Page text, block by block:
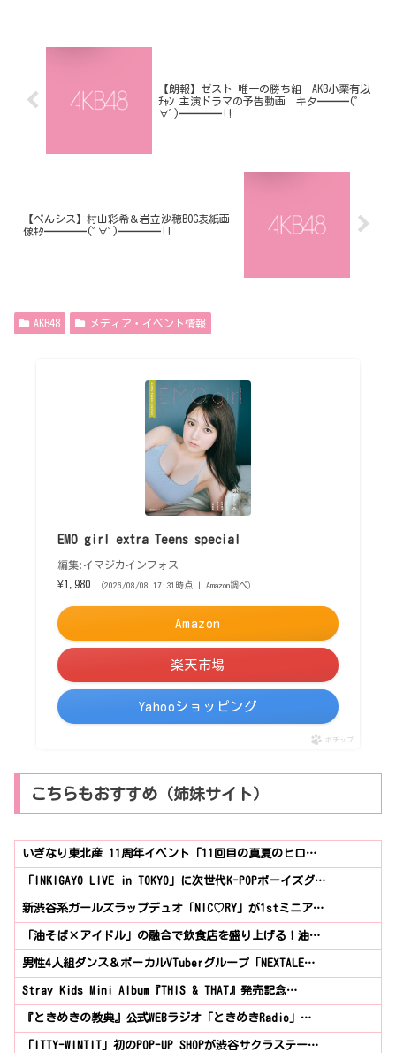
【朗報】ゼスト 唯一の勝ち組 AKB小栗有以
ﾁｬﾝ 主演ドラマの予告動画 キタ━━━(ﾟ
∀ﾟ)━━━━!!
【ぺんシス】村山彩希＆岩立沙穂BOG表紙画
像ｷﾀ━━━━(ﾟ∀ﾟ)━━━━!!
AKB48 メディア・イベント情報
EMO girl extra Teens special
編集:イマジカインフォス
¥1,980
（2026/08/08 17:31時点 | Amazon調べ）
Amazon
楽天市場
Yahooショッピング
ポチップ
こちらもおすすめ（姉妹サイト）
いぎなり東北産 11周年イベント「11回目の真夏のヒロ…
「INKIGAYO LIVE in TOKYO」に次世代K-POPボーイズグ…
新渋谷系ガールズラップデュオ「NIC♡RY」が1stミニア…
「油そば×アイドル」の融合で飲食店を盛り上げる！油…
男性4人組ダンス＆ボーカルVTuberグループ「NEXTALE…
Stray Kids Mini Album『THIS & THAT』発売記念…
『ときめきの教典』公式WEBラジオ「ときめきRadio」…
「ITTY-WINTIT」初のPOP-UP SHOPが渋谷サクラステー…